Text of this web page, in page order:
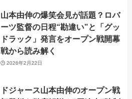
山本由伸の爆笑会見が話題？ロバ
ーツ監督の日程“勘違い”と「グッ
ドラック」発言をオープン戦開幕
戦から読み解く
2026年2月22日
ドジャース山本由伸のオープン戦